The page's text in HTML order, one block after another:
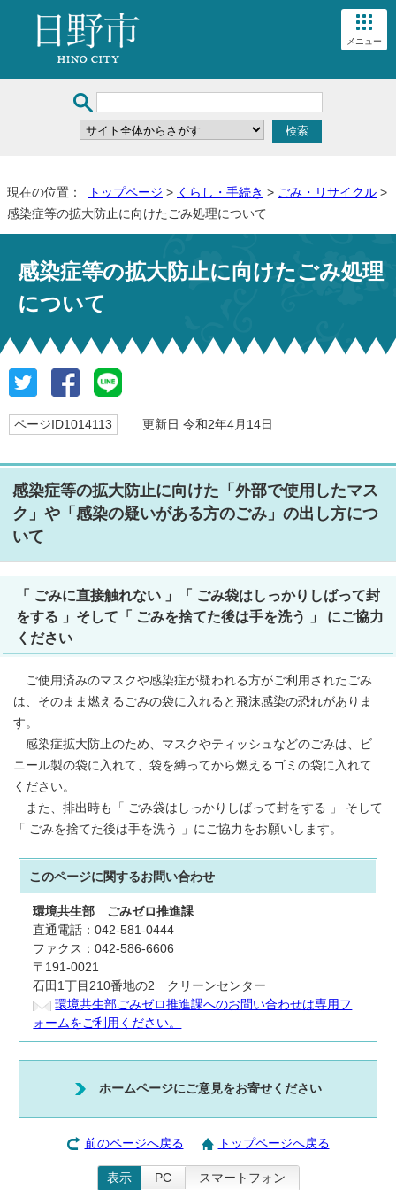
メニュー
現在の位置： トップページ > くらし・手続き > ごみ・リサイクル >
感染症等の拡大防止に向けたごみ処理について
感染症等の拡大防止に向けたごみ処理
について
ページID1014113 更新日 令和2年4月14日
感染症等の拡大防止に向けた「外部で使用したマス
ク」や「感染の疑いがある方のごみ」の出し方につ
いて
「 ごみに直接触れない 」「 ごみ袋はしっかりしばって封
をする 」そして「 ごみを捨てた後は手を洗う 」 にご協力
ください
ご使用済みのマスクや感染症が疑われる方がご利用されたごみ
は、そのまま燃えるごみの袋に入れると飛沫感染の恐れがありま
す。
感染症拡大防止のため、マスクやティッシュなどのごみは、ビ
ニール製の袋に入れて、袋を縛ってから燃えるゴミの袋に入れて
ください。
また、排出時も「 ごみ袋はしっかりしばって封をする 」 そして
「 ごみを捨てた後は手を洗う 」にご協力をお願いします。
このページに関するお問い合わせ
環境共生部 ごみゼロ推進課
直通電話：042-581-0444
ファクス：042-586-6606
〒191-0021
石田1丁目210番地の2 クリーンセンター
環境共生部ごみゼロ推進課へのお問い合わせは専用フ
ォームをご利用ください。
ホームページにご意見をお寄せください
前のページへ戻る トップページへ戻る
表示 PC スマートフォン